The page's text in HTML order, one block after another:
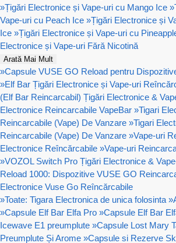
»Țigări Electronice și Vape-uri cu Mango Ice »
Vape-uri cu Peach Ice »Țigări Electronice și
Ice »Țigări Electronice și Vape-uri cu
Electronice și Vape-uri Fără Nicotină
Arată Mai Mult
»Capsule VUSE GO Reload pentru
»Elf Bar Țigări Electronice și Vape-uri
(Elf Bar Reincarcabil) Țigări Electronice &
Electronice Reincarcabile VapeBar »Tigari
Reincarcabile (Vape) De Vanzare »Tigari
Reincarcabile (Vape) De Vanzare »Vape-uri
Electronice Reîncărcabile »Vape-uri
»VOZOL Switch Pro Țigări Electronice &
Reload 1000: Dispozitive VUSE GO
Electronice Vuse Go Reîncărcabile
»Toate: Tigara Electronica de unica folosinta »
»Capsule Elf Bar Elfa Pro »Capsule Elf Bar
Icewave E1 preumplute »Capsule Lost Mary
Preumplute Și Arome »Capsule si Rezerve